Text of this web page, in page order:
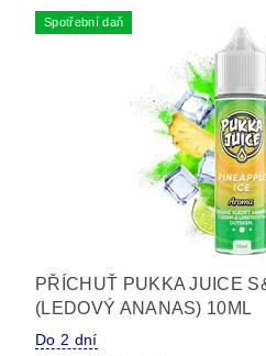
Spotřební daň
PŘÍCHUŤ PUKKA JUICE
(LEDOVÝ ANANAS) 10ML
Do 2 dní